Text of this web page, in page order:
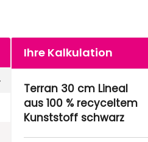
Ihre Kalkulation
Terran 30 cm Lineal
aus 100 % recyceltem
Kunststoff schwarz